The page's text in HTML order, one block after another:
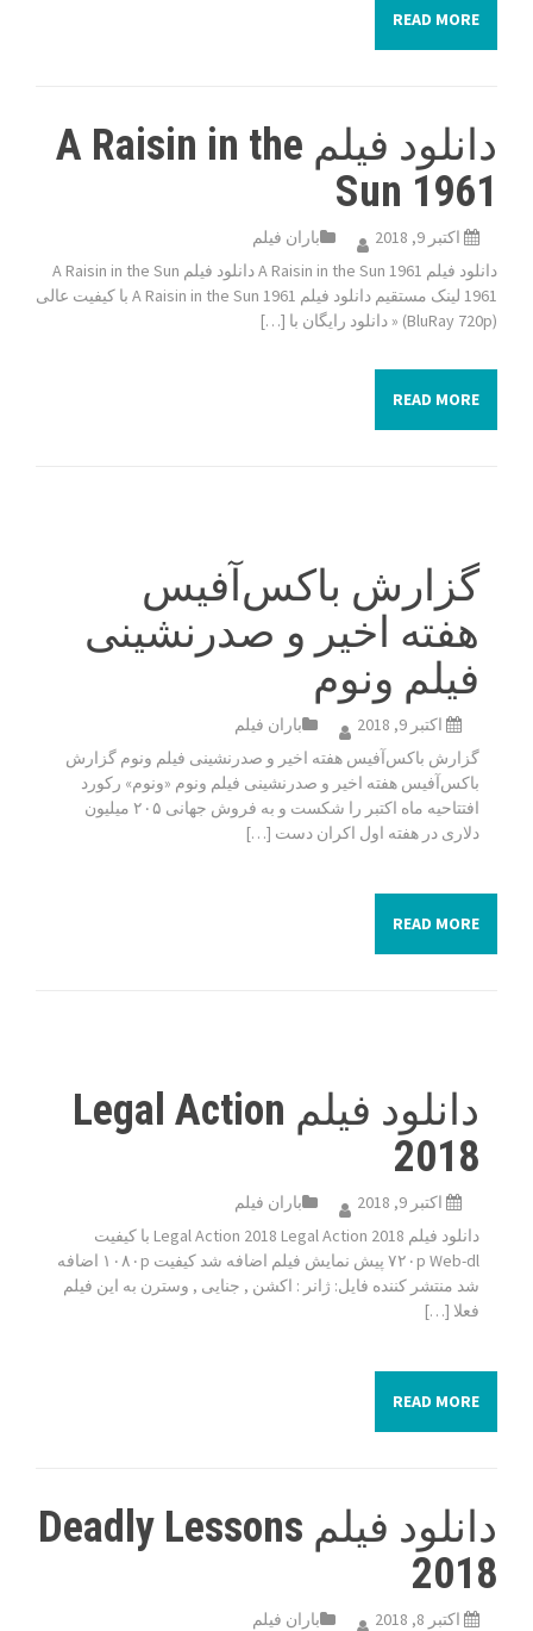
READ MORE
دانلود فیلم A Raisin in the
Sun 1961
اکتبر 9, 2018
باران فیلم
دانلود فیلم A Raisin in the Sun 1961 دانلود فیلم A Raisin in the Sun
1961 لینک مستقیم دانلود فیلم A Raisin in the Sun 1961 با کیفیت عالی
(BluRay 720p) « دانلود رایگان با […]
READ MORE
گزارش باکس‌آفیس
هفته اخیر و صدرنشینی
فیلم ونوم
اکتبر 9, 2018
باران فیلم
گزارش باکس‌آفیس هفته اخیر و صدرنشینی فیلم ونوم گزارش
باکس‌آفیس هفته اخیر و صدرنشینی فیلم ونوم «ونوم» رکورد
افتتاحیه ماه اکتبر را شکست و به فروش جهانی ۲۰۵ میلیون
دلاری در هفته اول اکران دست […]
READ MORE
دانلود فیلم Legal Action
2018
اکتبر 9, 2018
باران فیلم
دانلود فیلم Legal Action 2018 Legal Action 2018 با کیفیت
۷۲۰p Web-dl پیش نمایش فیلم اضافه شد کیفیت ۱۰۸۰p اضافه
شد منتشر کننده فایل: ژانر : اکشن , جنایی , وسترن به این فیلم
فعلا […]
READ MORE
دانلود فیلم Deadly Lessons
2018
اکتبر 8, 2018
باران فیلم